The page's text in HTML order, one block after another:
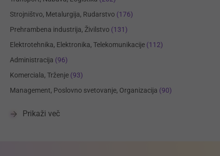
Strojništvo, Metalurgija, Rudarstvo (176)
Prehrambena industrija, Živilstvo (131)
Elektrotehnika, Elektronika, Telekomunikacije (112)
Administracija (96)
Komerciala, Trženje (93)
Management, Poslovno svetovanje, Organizacija (90)
Prikaži več